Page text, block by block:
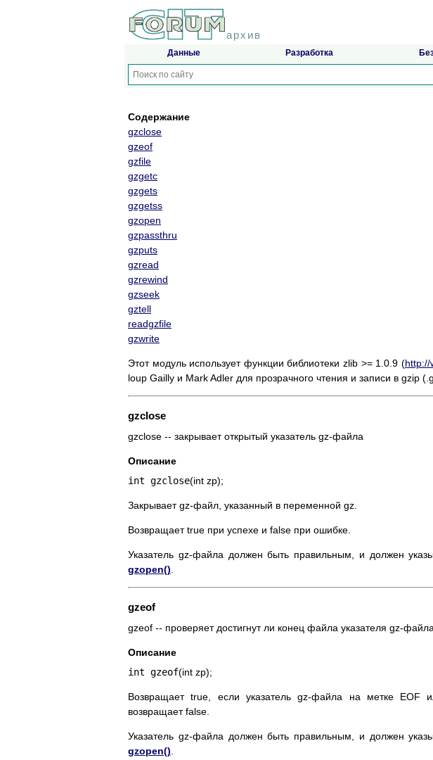
архив
Данные Разработка
Содержание
gzclose
gzeof
gzfile
gzgetc
gzgets
gzgetss
gzopen
gzpassthru
gzputs
gzread
gzrewind
gzseek
gztell
readgzfile
gzwrite
Этот модуль использует функции библиотеки zlib >= 1.0.9 (http://
loup Gailly и Mark Adler для прозрачного чтения и записи в gzip
gzclose
gzclose -- закрывает открытый указатель gz-файла
Описание
int gzclose(int zp);
Закрывает gz-файл, указанный в переменной gz.
Возвращает true при успехе и false при ошибке.
Указатель gz-файла должен быть правильным, и должен
gzopen()
gzeof
gzeof -- проверяет достигнут ли конец файла указателя gz-файла
Описание
int gzeof(int zp);
Возвращает true, если указатель gz-файла на метке EOF
возвращает false.
Указатель gz-файла должен быть правильным, и должен
gzopen()